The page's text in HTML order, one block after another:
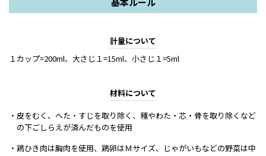
計量について
１カップ=200ml、大さじ１=15ml、小さじ１=5ml
材料について
・皮をむく、へた・すじを取り除く、種やわた・芯・骨を取り除くなど
の下ごしらえが済んだものを使用
・鶏ひき肉は胸肉を使用、鶏卵はＭサイズ、じゃがいもなどの野菜は中